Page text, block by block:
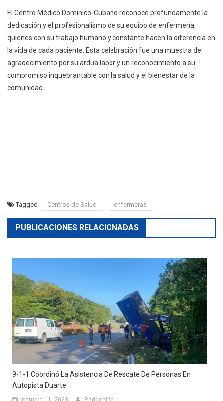
El Centro Médico Dominico-Cubano reconoce profundamente la
dedicación y el profesionalismo de su equipo de enfermería,
quienes con su trabajo humano y constante hacen la diferencia en
la vida de cada paciente. Esta celebración fue una muestra de
agradecimiento por su ardua labor y un reconocimiento a su
compromiso inquebrantable con la salud y el bienestar de la
comunidad.
Tagged Centros de Salud enfermeras
PUBLICACIONES RELACIONADAS
9-1-1 Coordinó La Asistencia De Rescate De Personas En
Autopista Duarte